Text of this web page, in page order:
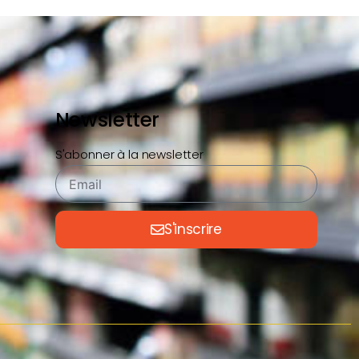
Newsletter
S'abonner à la newsletter
S'inscrire